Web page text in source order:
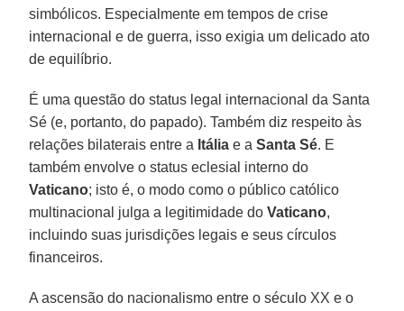
simbólicos. Especialmente em tempos de crise
internacional e de guerra, isso exigia um delicado ato
de equilíbrio.
É uma questão do status legal internacional da Santa
Sé (e, portanto, do papado). Também diz respeito às
relações bilaterais entre a Itália e aSanta Sé. E
também envolve o status eclesial interno do
Vaticano; isto é, o modo como o público católico
multinacional julga a legitimidade doVaticano,
incluindo suas jurisdições legais e seus círculos
financeiros.
A ascensão do nacionalismo entre o século XX e o